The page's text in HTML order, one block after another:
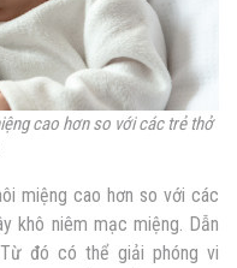
cao hơn so với các trẻ thở
miệng cao hơn so với các
khô niêm mạc miệng. Dẫn
đó có thể giải phóng vi